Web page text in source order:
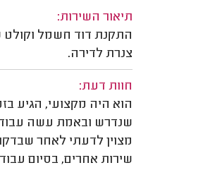
תיאור השירות:
התקנת דוד חשמל וקולט
צנרת לדירה.
חוות דעת:
הוא היה מקצועי, הגיע
שנדרש ובאמת עשה
שירות אחרים, בסיום